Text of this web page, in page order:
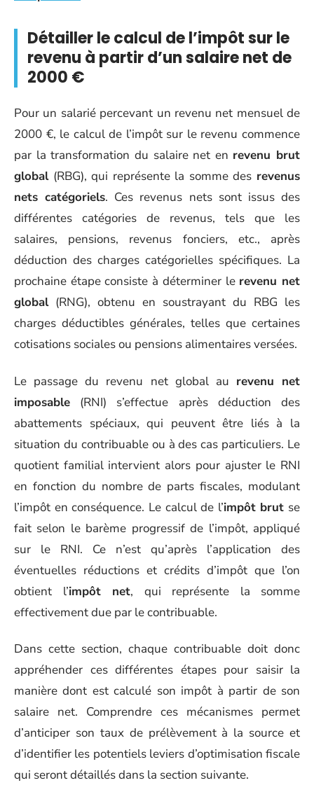
Détailler le calcul de l’impôt sur le
revenu à partir d’un salaire net de
2000 €
Pour un salarié percevant un revenu net mensuel de
2000 €, le calcul de l’impôt sur le revenu commence
par la transformation du salaire net en revenu brut
global(RBG), qui représente la somme des revenus
nets catégoriels. Ces revenus nets sont issus des
différentes catégories de revenus, tels que les
salaires, pensions, revenus fonciers, etc., après
déduction des charges catégorielles spécifiques. La
prochaine étape consiste à déterminer le revenu net
global(RNG), obtenu en soustrayant du RBG les
charges déductibles générales, telles que certaines
cotisations sociales ou pensions alimentaires versées.
Le passage du revenu net global au revenu net
imposable (RNI) s’effectue après déduction des
abattements spéciaux, qui peuvent être liés à la
situation du contribuable ou à des cas particuliers. Le
quotient familial intervient alors pour ajuster le RNI
en fonction du nombre de parts fiscales, modulant
l’impôt en conséquence. Le calcul de l’impôt brut se
fait selon le barème progressif de l’impôt, appliqué
sur le RNI. Ce n’est qu’après l’application des
éventuelles réductions et crédits d’impôt que l’on
obtient l’impôt net, qui représente la somme
effectivement due par le contribuable.
Dans cette section, chaque contribuable doit donc
appréhender ces différentes étapes pour saisir la
manière dont est calculé son impôt à partir de son
salaire net. Comprendre ces mécanismes permet
d’anticiper son taux de prélèvement à la source et
d’identifier les potentiels leviers d’optimisation fiscale
qui seront détaillés dans la section suivante.